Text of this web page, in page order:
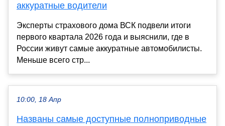
аккуратные водители
Эксперты страхового дома ВСК подвели итоги
первого квартала 2026 года и выяснили, где в
России живут самые аккуратные автомобилисты.
Меньше всего стр...
10:00, 18 Апр
Названы самые доступные полноприводные